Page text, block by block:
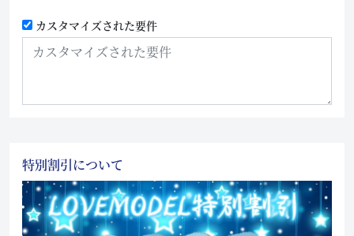
カスタマイズされた要件
特別割引について